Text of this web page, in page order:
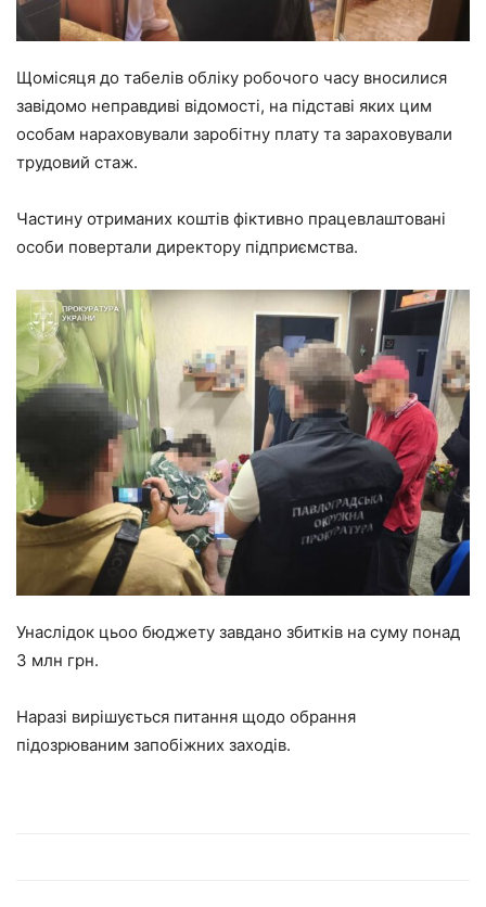
Щомісяця до табелів обліку робочого часу вносилися
завідомо неправдиві відомості, на підставі яких цим
особам нараховували заробітну плату та зараховували
трудовий стаж.
Частину отриманих коштів фіктивно працевлаштовані
особи повертали директору підприємства.
Унаслідок цьоо бюджету завдано збитків на суму понад
3 млн грн.
Наразі вирішується питання щодо обрання
підозрюваним запобіжних заходів.